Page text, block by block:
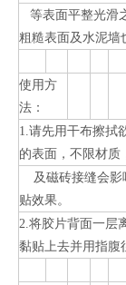
等表面平整光滑
粗糙表面及水泥墙
使用方
法：
1.请先用干布擦拭
的表面，不限材质
及磁砖接缝会影
贴效果。
2.将胶片背面一层
黏贴上去并用指腹